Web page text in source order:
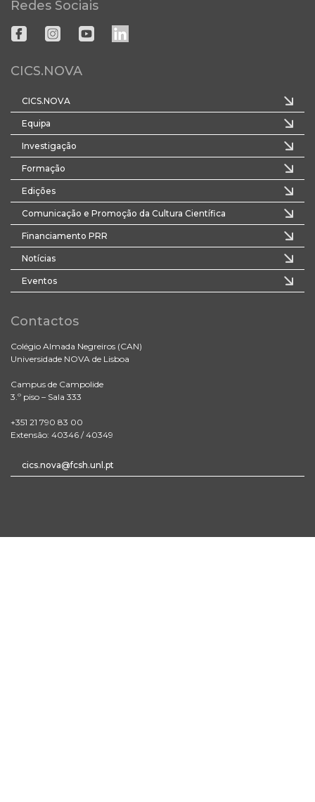
Redes Sociais
CICS.NOVA
CICS.NOVA
Equipa
Investigação
Formação
Edições
Comunicação e Promoção da Cultura Científica
Financiamento PRR
Notícias
Eventos
Contactos
Colégio Almada Negreiros (CAN)
Universidade NOVA de Lisboa
Campus de Campolide
3.º piso – Sala 333
+351 21 790 83 00
Extensão: 40346 / 40349
cics.nova@fcsh.unl.pt